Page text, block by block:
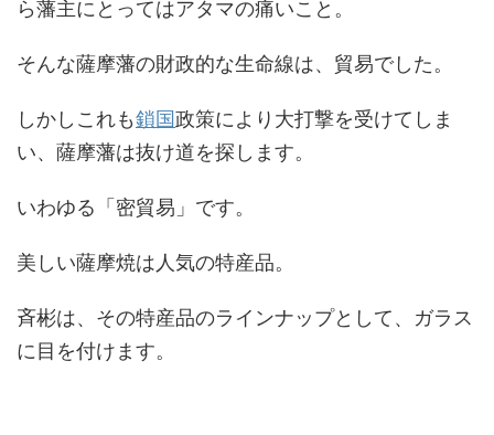
ら藩主にとってはアタマの痛いこと。
そんな薩摩藩の財政的な生命線は、貿易でした。
しかしこれも鎖国政策により大打撃を受けてしま
い、薩摩藩は抜け道を探します。
いわゆる「密貿易」です。
美しい薩摩焼は人気の特産品。
斉彬は、その特産品のラインナップとして、ガラス
に目を付けます。